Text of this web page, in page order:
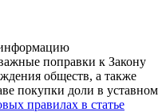
поправки к Закону
обществ, а также
покупки доли в уставном
правилах в статье